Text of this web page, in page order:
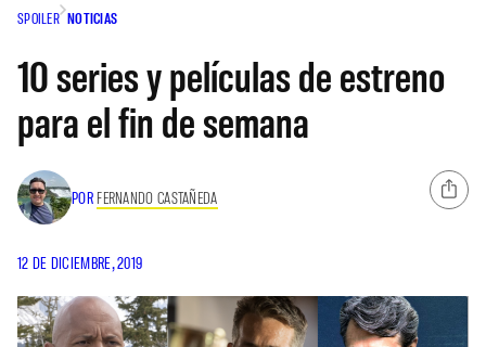
SPOILER NOTICIAS
10 series y películas de estreno
para el fin de semana
POR FERNANDO CASTAÑEDA
12 DE DICIEMBRE, 2019